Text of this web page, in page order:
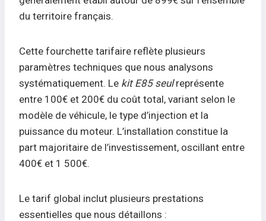
du territoire français.
Cette fourchette tarifaire reflète plusieurs
paramètres techniques que nous analysons
systématiquement. Le kit E85 seulreprésente
entre 100€ et 200€ du coût total, variant selon le
modèle de véhicule, le type d’injection et la
puissance du moteur. L’installation constitue la
part majoritaire de l’investissement, oscillant entre
400€ et 1 500€.
Le tarif global inclut plusieurs prestations
essentielles que nous détaillons :